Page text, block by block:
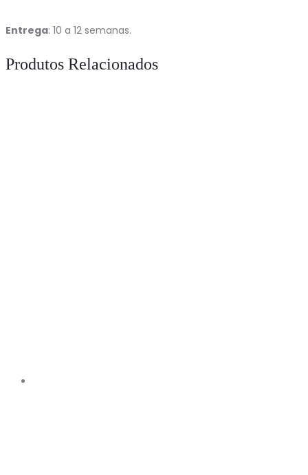
Entrega: 10 a 12 semanas.
Produtos Relacionados